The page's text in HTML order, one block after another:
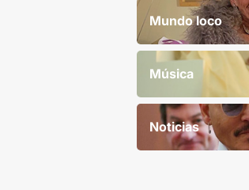
Mundo loco
Música
Noticias